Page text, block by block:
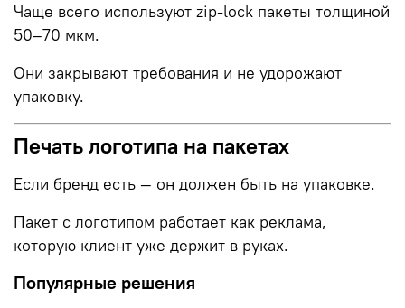
Чаще всего используют zip-lock пакеты толщиной
50–70 мкм.
Они закрывают требования и не удорожают
упаковку.
Печать логотипа на пакетах
Если бренд есть — он должен быть на упаковке.
Пакет с логотипом работает как реклама,
которую клиент уже держит в руках.
Популярные решения